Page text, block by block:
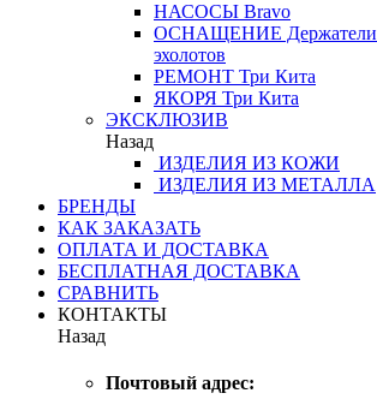
НАСОСЫ Bravo
ОСНАЩЕНИЕ Держатели
эхолотов
РЕМОНТ Три Кита
ЯКОРЯ Три Кита
ЭКСКЛЮЗИВ
Назад
ИЗДЕЛИЯ ИЗ КОЖИ
ИЗДЕЛИЯ ИЗ МЕТАЛЛА
БРЕНДЫ
КАК ЗАКАЗАТЬ
ОПЛАТА И ДОСТАВКА
БЕСПЛАТНАЯ ДОСТАВКА
СРАВНИТЬ
КОНТАКТЫ
Назад
Почтовый адрес: